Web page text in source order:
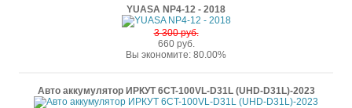
YUASA NP4-12 - 2018
3 300 руб.
660 руб.
Вы экономите: 80.00%
Авто аккумулятор ИРКУТ 6CT-100VL-D31L (UHD-D31L)-2023